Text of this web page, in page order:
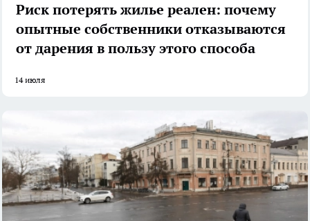
Риск потерять жилье реален: почему
опытные собственники отказываются
от дарения в пользу этого способа
14 июля